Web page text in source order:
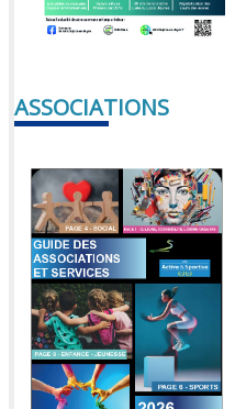
ASSOCIATIONS